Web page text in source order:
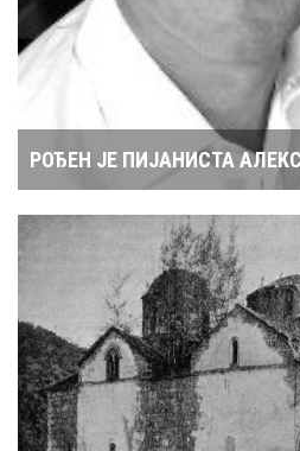
РОЂЕН ЈЕ ПИЈАНИСТА